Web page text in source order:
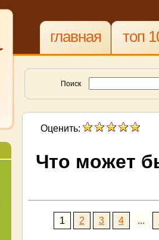
главная топ
Поиск
Оценить:
Что может
1 2 3 4 ...